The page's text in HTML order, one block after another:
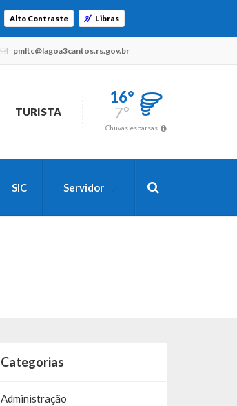
Alto Contraste Libras
pmltc@lagoa3cantos.rs.gov.br
TURISTA
16°
7°
Chuvas esparsas
SIC Servidor
Categorias
Administração